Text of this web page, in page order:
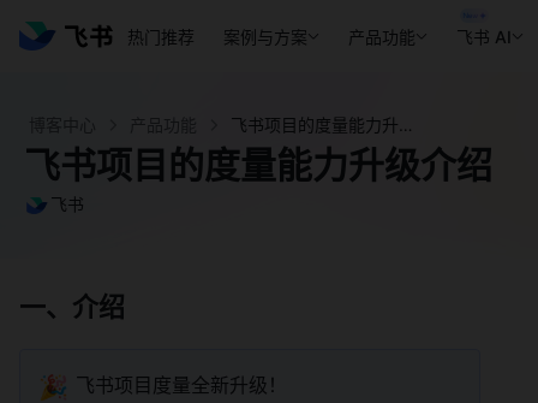
热门推荐 案例与方案 产品功能 飞书 AI
飞书项目的度量能力升级介绍
飞书
一、介绍
🎉 飞书项目度量全新升级！